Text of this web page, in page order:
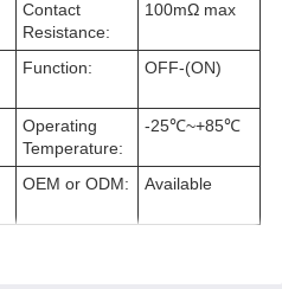
Contact
Resistance:
100mΩ max
Function: OFF-(ON)
Operating
Temperature:
-25℃~+85℃
OEM or ODM: Available